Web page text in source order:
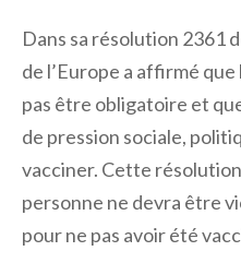
Dans sa résolution 2361
de l’Europe a affirmé
pas être obligatoire et
de pression sociale,
vacciner. Cette
personne ne devra être
pour ne pas avoir été